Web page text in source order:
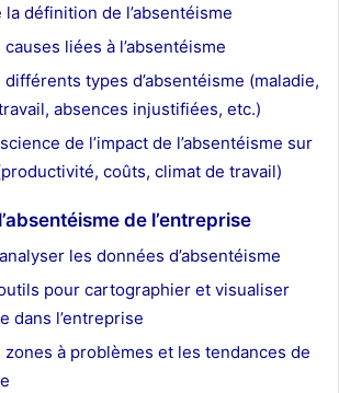
définition de l’absentéisme
liées à l’absentéisme
types d’absentéisme (maladie,
absences injustifiées, etc.)
de l’impact de l’absentéisme sur
coûts, climat de travail)
de l’entreprise
les données d’absentéisme
pour cartographier et visualiser
dans l’entreprise
à problèmes et les tendances de